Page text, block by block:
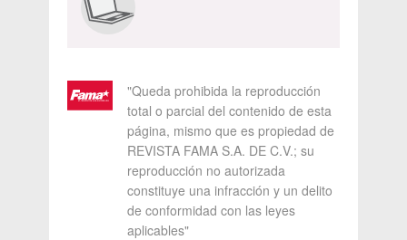
"Queda prohibida la reproducción
total o parcial del contenido de esta
página, mismo que es propiedad de
REVISTA FAMA S.A. DE C.V.; su
reproducción no autorizada
constituye una infracción y un delito
de conformidad con las leyes
aplicables"